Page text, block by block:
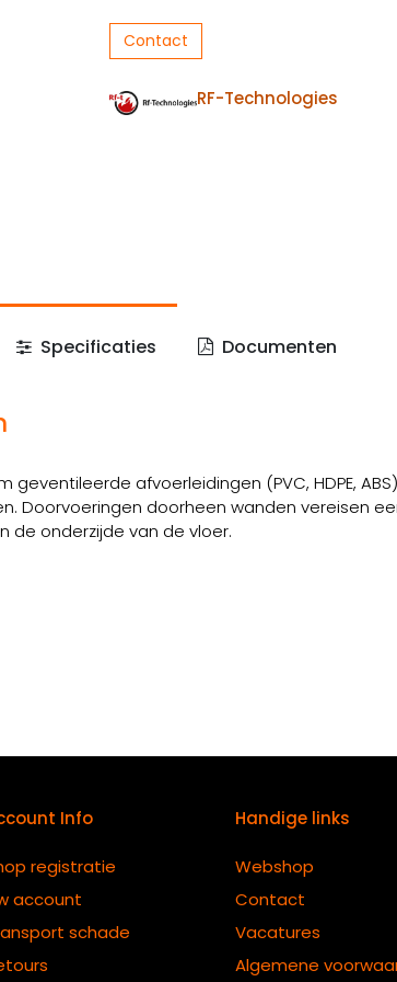
Contact
RF-Technologies
Specificaties Documenten
afvoerleidingen (PVC, HDPE,
Doorvoeringen doorheen wanden vereisen
de onderzijde van de vloer.
Info
registratie
account
schade
Handige links
Webshop
Contact
Vacatures
Algemene